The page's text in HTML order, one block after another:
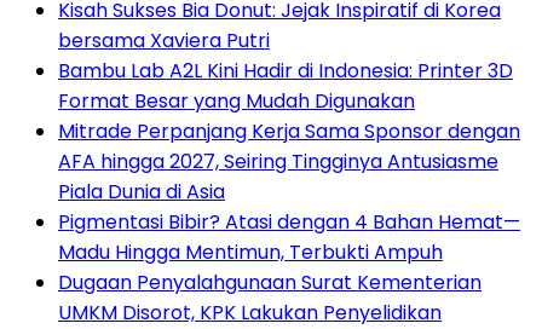
Kisah Sukses Bia Donut: Jejak Inspiratif di Korea
bersama Xaviera Putri
Bambu Lab A2L Kini Hadir di Indonesia: Printer 3D
Format Besar yang Mudah Digunakan
Mitrade Perpanjang Kerja Sama Sponsor dengan
AFA hingga 2027, Seiring Tingginya Antusiasme
Piala Dunia di Asia
Pigmentasi Bibir? Atasi dengan 4 Bahan Hemat—
Madu Hingga Mentimun, Terbukti Ampuh
Dugaan Penyalahgunaan Surat Kementerian
UMKM Disorot, KPK Lakukan Penyelidikan